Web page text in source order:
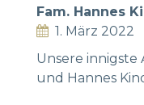
Fam. Hannes
1. März 2022
Unsere
und Hannes